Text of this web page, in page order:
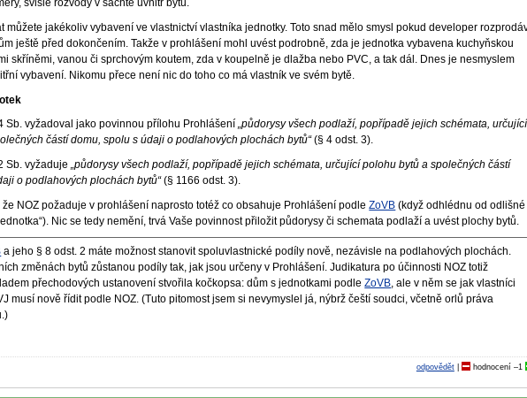
svislé rozvody v šachtě uvnitř bytu.
můžete jakékoliv vybavení ve vlastnictví vlastníka jednotky. Toto snad mělo smysl pokud developer
ještě před dokončením. Takže v prohlášení mohl uvést podrobně, zda je jednotka vybavena kuchyňskou
skříněmi, vanou či sprchovým koutem, zda v koupelně je dlažba nebo PVC, a tak dál. Dnes je nesmyslem
vybavení. Nikomu přece není nic do toho co má vlastník ve svém bytě.
Sb. vyžadoval jako povinnou přílohu Prohlášení„půdorysy všech podlaží, popřípadě jejich schémata, určující
částí domu, spolu s údaji o podlahových plochách bytů“(§ 4 odst. 3).
Sb. vyžaduje„půdorysy všech podlaží, popřípadě jejich schémata, určující polohu bytů a společných částí
o podlahových plochách bytů“(§ 1166 odst. 3).
že NOZ požaduje v prohlášení naprosto totéž co obsahuje Prohlášení podleZoVB (když odhlédnu od odlišné
Nic se tedy nemění, trvá Vaše povinnost přiložit půdorysy či schemata podlaží a uvést plochy bytů.
a jeho § 8 odst. 2 máte možnost stanovit spoluvlastnické podíly nově, nezávisle na podlahových plochách.
změnách bytů zůstanou podíly tak, jak jsou určeny v Prohlášení. Judikatura po účinnosti NOZ totiž
přechodových ustanovení stvořila kočkopsa: dům s jednotkami podleZoVB, ale v něm se jak vlastníci
musí nově řídit podle NOZ. (Tuto pitomost jsem si nevymyslel já, nýbrž čeští soudci, včetně orlů práva
odpovědět| hodnocení –1